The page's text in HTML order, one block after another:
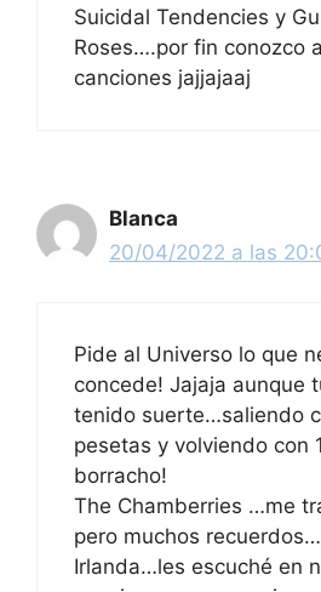
Suicidal Tendencies y
Roses….por fin conozco
canciones jajjajaaj
Blanca
20/04/2022 a las
Pide al Universo lo que
concede! Jajaja aunque
tenido suerte…saliendo
pesetas y volviendo con
borracho!
The Chamberries …me
pero muchos
Irlanda…les escuché en